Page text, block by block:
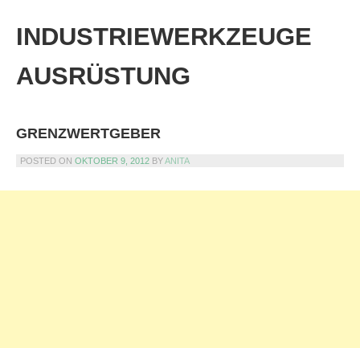
content
INDUSTRIEWERKZEUGE
AUSRÜSTUNG
GRENZWERTGEBER
POSTED ON OKTOBER 9, 2012 BYANITA